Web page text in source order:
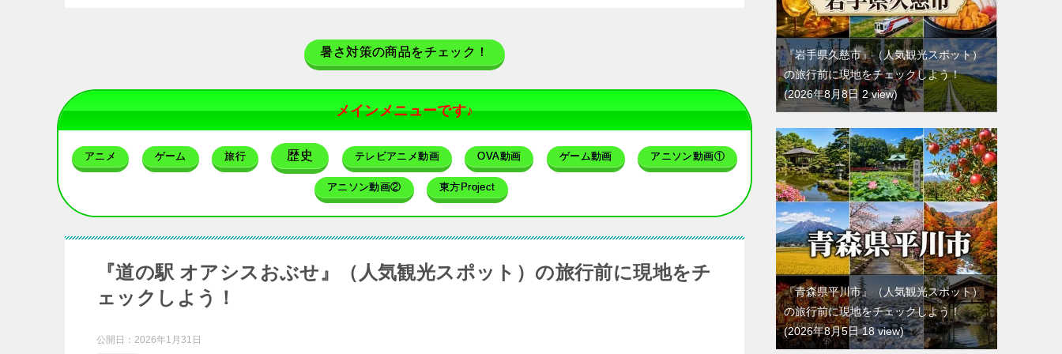
暑さ対策の商品をチェック！
メインメニューです♪
アニメ ゲーム 旅行 歴史 テレビアニメ動画 OVA動画 ゲーム動画 アニソン動画①
アニソン動画② 東方Project
『道の駅 オアシスおぶせ』（人気観光スポット）の旅行前に現地をチ
ェックしよう！
公開日： 2026年1月31日
『岩手県久慈市』（人気観光スポット）
の旅行前に現地をチェックしよう！
2026年8月8日 2 view
『青森県平川市』（人気観光スポット）
の旅行前に現地をチェックしよう！
2026年8月5日 18 view